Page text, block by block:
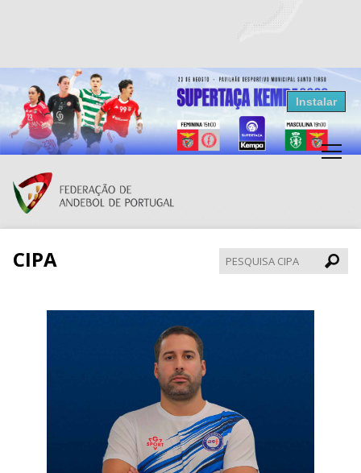
Resultados Andebol
Federação de Andebol de Portugal
Grátis - Disponivel na Play Store
Instalar
CIPA
CIPA